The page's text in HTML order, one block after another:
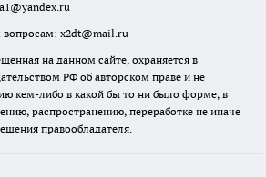
вопросам: x2dt@mail.ru
на данном сайте, охраняется в
РФ об авторском праве и не
кем-либо в какой бы то ни было форме, в
распространению, переработке не иначе
правообладателя.